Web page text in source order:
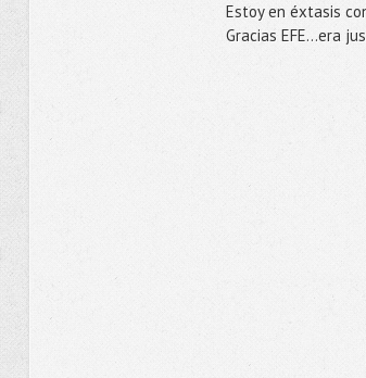
Estoy en éxtasis
Gracias EFE...era